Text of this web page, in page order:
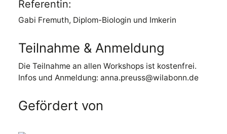
Referentin:
Gabi Fremuth, Diplom-Biologin und Imkerin
Teilnahme & Anmeldung
Die Teilnahme an allen Workshops ist kostenfrei.
Infos und Anmeldung: anna.preuss@wilabonn.de
Gefördert von